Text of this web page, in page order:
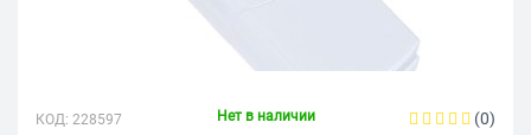
КОД: 228597 Нет в наличии (0)